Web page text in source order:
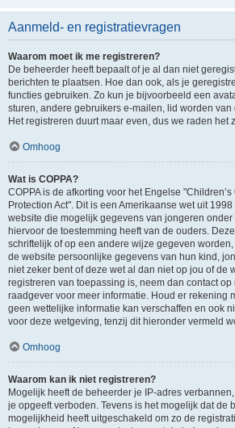
Aanmeld- en registratievragen
Waarom moet ik me registreren?
De beheerder heeft bepaalt of je al dan niet
berichten te plaatsen. Hoe dan ook, als je
functies gebruiken. Zo kun je bijvoorbeeld een
sturen, andere gebruikers e-mailen, lid worden
Het registreren duurt maar even, dus we raden het
Omhoog
Wat is COPPA?
COPPA is de afkorting voor het Engelse
Protection Act". Dit is een Amerikaanse wet uit
website die mogelijk gegevens van jongeren
hiervoor de toestemming heeft van de ouders.
schriftelijk of op een andere wijze gegeven
de website persoonlijke gegevens van hun kind,
niet zeker bent of deze wet al dan niet op jou of de
registreren van toepassing is, neem dan contact op
raadgever voor meer informatie. Houd er rekening
geen wettelijke informatie kan verschaffen en ook
voor deze wetgeving, tenzij dit hieronder vermeld
Omhoog
Waarom kan ik niet registreren?
Mogelijk heeft de beheerder je IP-adres
je opgeeft verboden. Tevens is het mogelijk dat de
mogelijkheid heeft uitgeschakeld om zo de